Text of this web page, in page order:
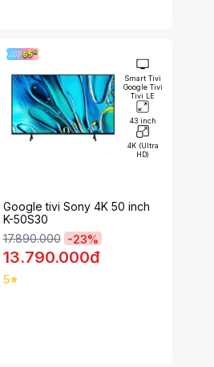
Smart Tivi
Google Tivi
Tivi LE
43 inch
4K (Ultra
HD)
Google tivi Sony 4K 50 inch
K-50S30
17.890.000 -23%
13.790.000đ
5